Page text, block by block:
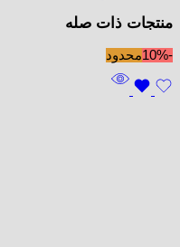
منتجات ذات صله
-10% محدود